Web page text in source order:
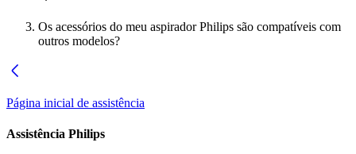
Os acessórios do meu aspirador Philips são compatíveis com
outros modelos?
Página inicial de assistência
Assistência Philips